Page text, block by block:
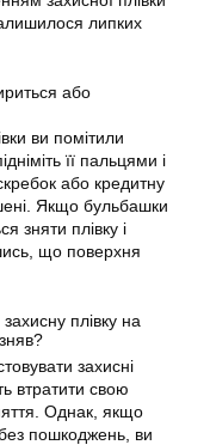
липких
або
ви помітили
її пальцями і
або кредитну
Якщо бульбашки
зняти плівку і
що поверхня
плівку на
захисні
втратити свою
Однак, якщо
пошкоджень, ви